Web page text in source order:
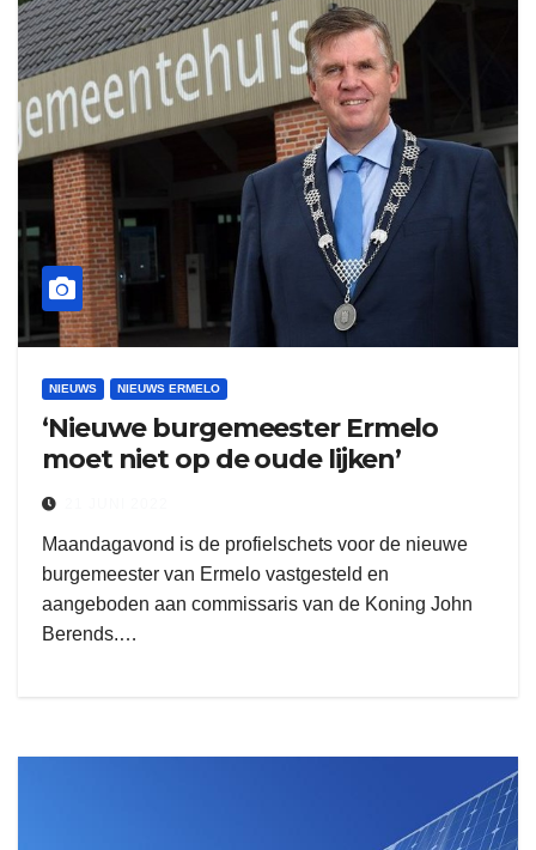
NIEUWS NIEUWS ERMELO
‘Nieuwe burgemeester Ermelo
moet niet op de oude lijken’
Maandagavond is de profielschets voor de nieuwe
burgemeester van Ermelo vastgesteld en
aangeboden aan commissaris van de Koning John
Berends.…